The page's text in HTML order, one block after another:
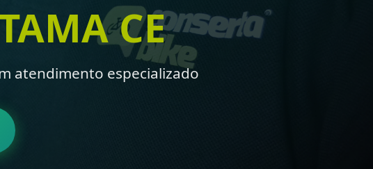
CE
atendimento especializado